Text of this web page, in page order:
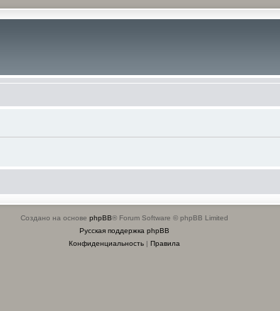
Создано на основе phpBB® Forum Software © phpBB Limited
Русская поддержка phpBB
Конфиденциальность| Правила